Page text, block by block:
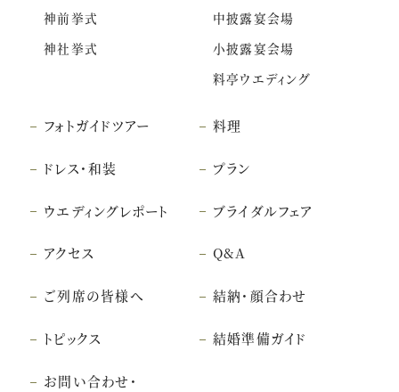
神前挙式
神社挙式
中披露宴会場
小披露宴会場
料亭ウエディング
フォトガイドツアー 料理
ドレス・和装 プラン
ウエディングレポート ブライダルフェア
アクセス Q&A
ご列席の皆様へ 結納・顔合わせ
トピックス 結婚準備ガイド
お問い合わせ・